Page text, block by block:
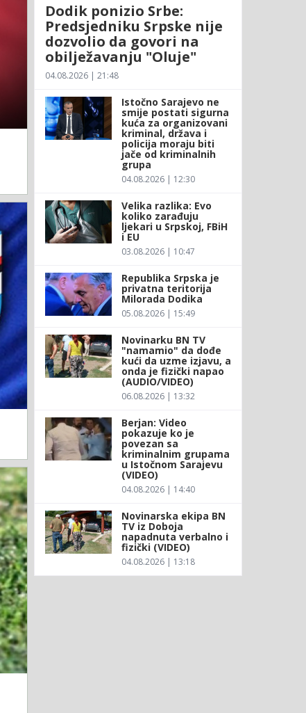
Dodik ponizio Srbe:
Predsjedniku Srpske nije
dozvolio da govori na
obilježavanju "Oluje"
04.08.2026 | 21:48
Istočno Sarajevo ne
smije postati sigurna
kuća za organizovani
kriminal, država i
policija moraju biti
jače od kriminalnih
grupa
04.08.2026 | 12:30
Velika razlika: Evo
koliko zarađuju
ljekari u Srpskoj, FBiH
i EU
03.08.2026 | 10:47
Republika Srpska je
privatna teritorija
Milorada Dodika
05.08.2026 | 15:49
Novinarku BN TV
"namamio" da dođe
kući da uzme izjavu, a
onda je fizički napao
(AUDIO/VIDEO)
06.08.2026 | 13:32
Berjan: Video
pokazuje ko je
povezan sa
kriminalnim grupama
u Istočnom Sarajevu
(VIDEO)
04.08.2026 | 14:40
Novinarska ekipa BN
TV iz Doboja
napadnuta verbalno i
fizički (VIDEO)
04.08.2026 | 13:18